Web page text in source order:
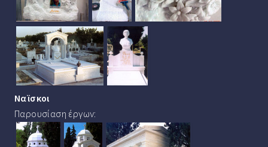
Ναϊσκοι
Παρουσίαση έργων: